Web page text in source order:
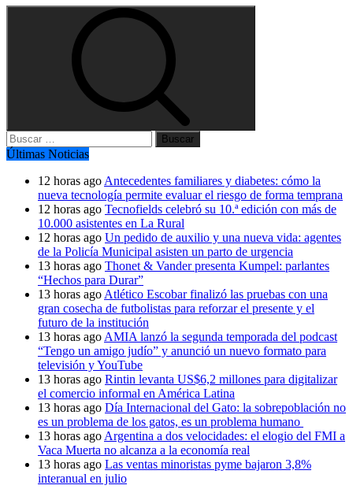
Buscar:
Últimas Noticias
12 horas ago Antecedentes familiares y diabetes: cómo la
nueva tecnología permite evaluar el riesgo de forma temprana
12 horas ago Tecnofields celebró su 10.ª edición con más de
10.000 asistentes en La Rural
12 horas ago Un pedido de auxilio y una nueva vida: agentes
de la Policía Municipal asisten un parto de urgencia
13 horas ago Thonet & Vander presenta Kumpel: parlantes
“Hechos para Durar”
13 horas ago Atlético Escobar finalizó las pruebas con una
gran cosecha de futbolistas para reforzar el presente y el
futuro de la institución
13 horas ago AMIA lanzó la segunda temporada del podcast
“Tengo un amigo judío” y anunció un nuevo formato para
televisión y YouTube
13 horas ago Rintin levanta US$6,2 millones para digitalizar
el comercio informal en América Latina
13 horas ago Día Internacional del Gato: la sobrepoblación no
es un problema de los gatos, es un problema humano
13 horas ago Argentina a dos velocidades: el elogio del FMI a
Vaca Muerta no alcanza a la economía real
13 horas ago Las ventas minoristas pyme bajaron 3,8%
interanual en julio